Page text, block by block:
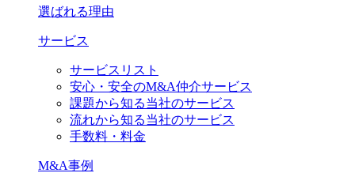
選ばれる理由
サービス
サービスリスト
安心・安全のM&A仲介サービス
課題から知る当社のサービス
流れから知る当社のサービス
手数料・料金
M&A事例